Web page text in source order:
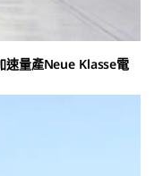
速量產Neue Klasse電